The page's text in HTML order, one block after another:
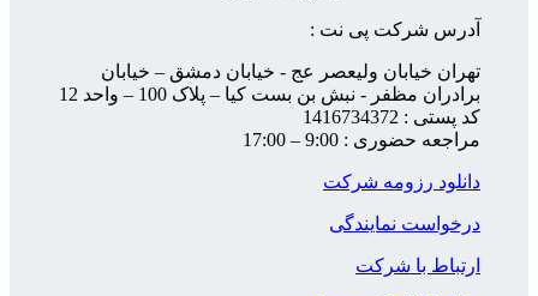
آدرس شرکت پی نت :
تهران خیابان ولیعصر عج - خیابان دمشق – خیابان
برادران مظفر - نبش بن بست کیا – پلاک 100 – واحد 12
کد پستی : 1416734372
مراجعه حضوری : 9:00 – 17:00
دانلود رزومه شرکت
درخواست نمایندگی
ارتباط با شرکت